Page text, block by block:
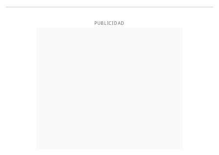
PUBLICIDAD